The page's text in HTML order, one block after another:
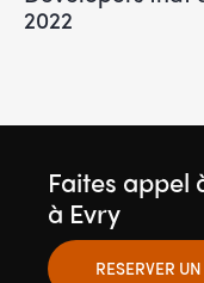
2022
Faites
à Evry
RESERVER